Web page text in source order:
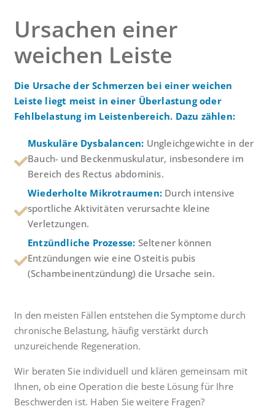
Ursachen einer
weichen Leiste
Die Ursache der Schmerzen bei einer weichen
Leiste liegt meist in einer Überlastung oder
Fehlbelastung im Leistenbereich. Dazu zählen:
Muskuläre Dysbalancen: Ungleichgewichte in der
Bauch- und Beckenmuskulatur, insbesondere im
Bereich des Rectus abdominis.
Wiederholte Mikrotraumen: Durch intensive
sportliche Aktivitäten verursachte kleine
Verletzungen.
Entzündliche Prozesse: Seltener können
Entzündungen wie eine Osteitis pubis
(Schambeinentzündung) die Ursache sein.
In den meisten Fällen entstehen die Symptome durch
chronische Belastung, häufig verstärkt durch
unzureichende Regeneration.
Wir beraten Sie individuell und klären gemeinsam mit
Ihnen, ob eine Operation die beste Lösung für Ihre
Beschwerden ist. Haben Sie weitere Fragen?